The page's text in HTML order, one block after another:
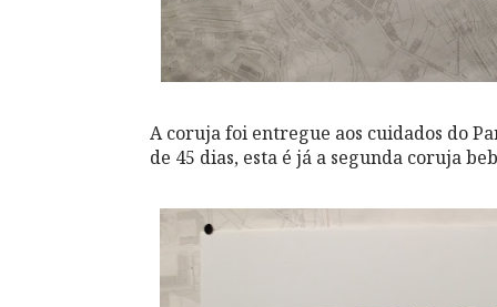
A coruja foi entregue aos cuidados do
de 45 dias, esta é já a segunda coruja